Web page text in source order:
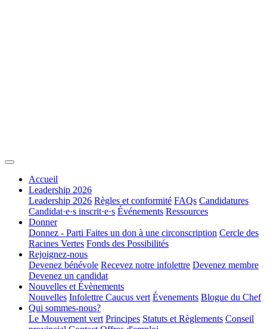
Accueil
Leadership 2026
Leadership 2026 Règles et conformité FAQs Candidatures
Candidat·e·s inscrit·e·s Événements Ressources
Donner
Donnez - Parti Faites un don à une circonscription Cercle des
Racines Vertes Fonds des Possibilités
Rejoignez-nous
Devenez bénévole Recevez notre infolettre Devenez membre
Devenez un candidat
Nouvelles et Évènements
Nouvelles Infolettre Caucus vert Évenements Blogue du Chef
Qui sommes-nous?
Le Mouvement vert Principes Statuts et Règlements Conseil